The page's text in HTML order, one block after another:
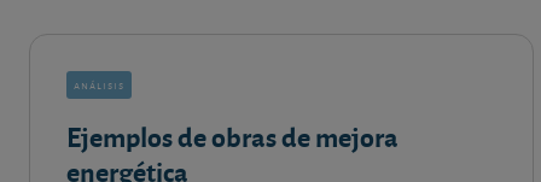
análisis
Ejemplos de obras de mejora
energética